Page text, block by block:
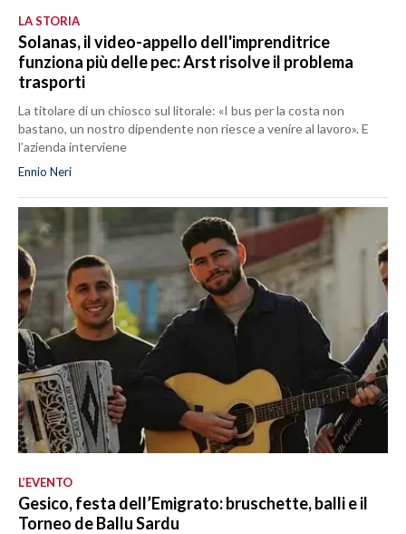
LA STORIA
Solanas, il video-appello dell'imprenditrice
funziona più delle pec: Arst risolve il problema
trasporti
La titolare di un chiosco sul litorale: «I bus per la costa non
bastano, un nostro dipendente non riesce a venire al lavoro». E
l’azienda interviene
Ennio Neri
L’EVENTO
Gesico, festa dell’Emigrato: bruschette, balli e il
Torneo de Ballu Sardu